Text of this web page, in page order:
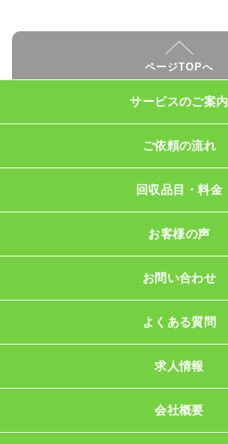
ページTOPへ
サービスのご案内
ご依頼の流れ
回収品目・料金
お客様の声
お問い合わせ
よくある質問
求人情報
会社概要